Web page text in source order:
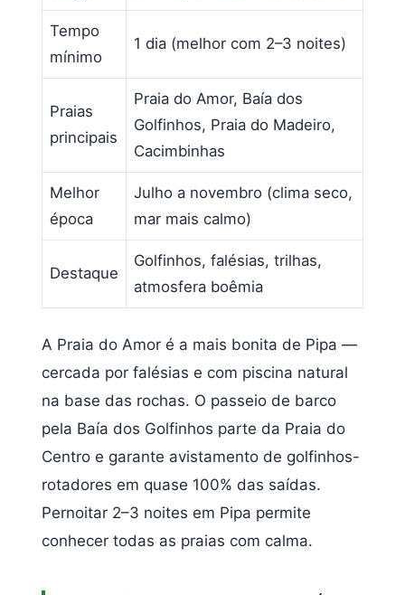
Tempo
mínimo
1 dia (melhor com 2–3 noites)
Praias
principais
Praia do Amor, Baía dos
Golfinhos, Praia do Madeiro,
Cacimbinhas
Melhor
época
Julho a novembro (clima seco,
mar mais calmo)
Destaque
Golfinhos, falésias, trilhas,
atmosfera boêmia
A Praia do Amor é a mais bonita de Pipa —
cercada por falésias e com piscina natural
na base das rochas. O passeio de barco
pela Baía dos Golfinhos parte da Praia do
Centro e garante avistamento de golfinhos-
rotadores em quase 100% das saídas.
Pernoitar 2–3 noites em Pipa permite
conhecer todas as praias com calma.